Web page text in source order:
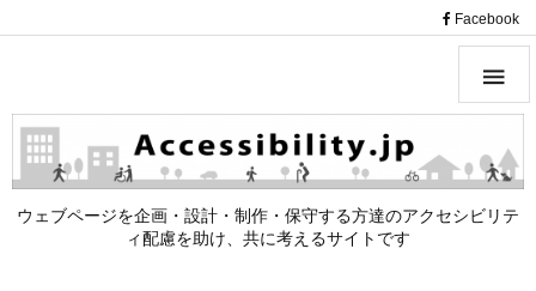
Facebook
ウェブページを企画・設計・制作・保守する方達のアクセシビリテ
ィ配慮を助け、共に考えるサイトです
